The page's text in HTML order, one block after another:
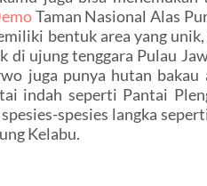
Taman Nasional Alas
bentuk area yang
ujung tenggara Pulau
juga punya hutan bakau
indah seperti Pantai
spesies langka
Kelabu.